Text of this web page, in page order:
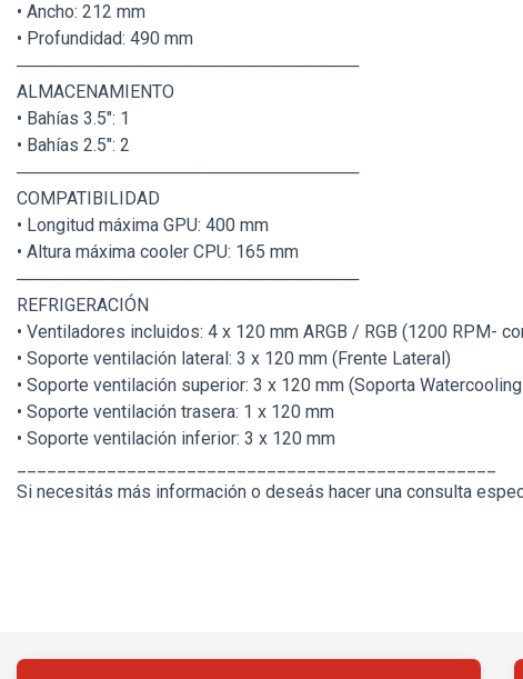
• Ancho: 212 mm
• Profundidad: 490 mm
────────────────────────────
ALMACENAMIENTO
• Bahías 3.5": 1
• Bahías 2.5": 2
────────────────────────────
COMPATIBILIDAD
• Longitud máxima GPU: 400 mm
• Altura máxima cooler CPU: 165 mm
────────────────────────────
REFRIGERACIÓN
• Ventiladores incluidos: 4 x 120 mm ARGB / RGB (1200 RPM-
• Soporte ventilación lateral: 3 x 120 mm (Frente Lateral)
• Soporte ventilación superior: 3 x 120 mm (Soporta
• Soporte ventilación trasera: 1 x 120 mm
• Soporte ventilación inferior: 3 x 120 mm
Si necesitás más información o deseás hacer una consulta